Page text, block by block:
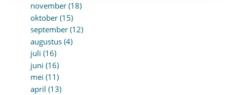
november (18)
oktober (15)
september (12)
augustus (4)
juli (16)
juni (16)
mei (11)
april (13)